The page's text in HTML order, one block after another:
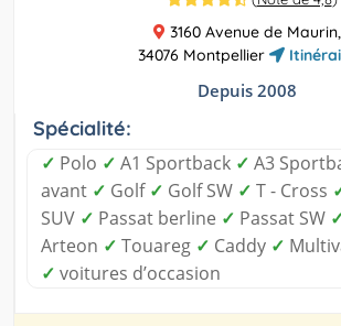
3160 Avenue de Maurin,
34076 Montpellier
Depuis 2008
Spécialité:
✓ Polo ✓ A1 Sportback ✓ A3
avant ✓ Golf ✓ Golf SW ✓ T - Cross
SUV ✓ Passat berline ✓ Passat SW
Arteon ✓ Touareg ✓ Caddy ✓
✓ voitures d’occasion